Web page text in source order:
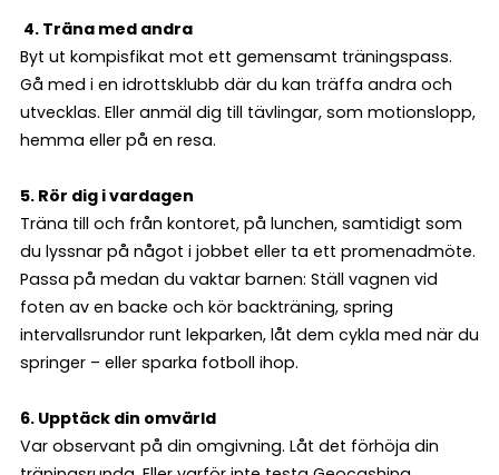
4. Träna med andra
Byt ut kompisfikat mot ett gemensamt träningspass.
Gå med i en idrottsklubb där du kan träffa andra och
utvecklas. Eller anmäl dig till tävlingar, som motionslopp,
hemma eller på en resa.
5. Rör dig i vardagen
Träna till och från kontoret, på lunchen, samtidigt som
du lyssnar på något i jobbet eller ta ett promenadmöte.
Passa på medan du vaktar barnen: Ställ vagnen vid
foten av en backe och kör backträning, spring
intervallsrundor runt lekparken, låt dem cykla med när du
springer – eller sparka fotboll ihop.
6. Upptäck din omvärld
Var observant på din omgivning. Låt det förhöja din